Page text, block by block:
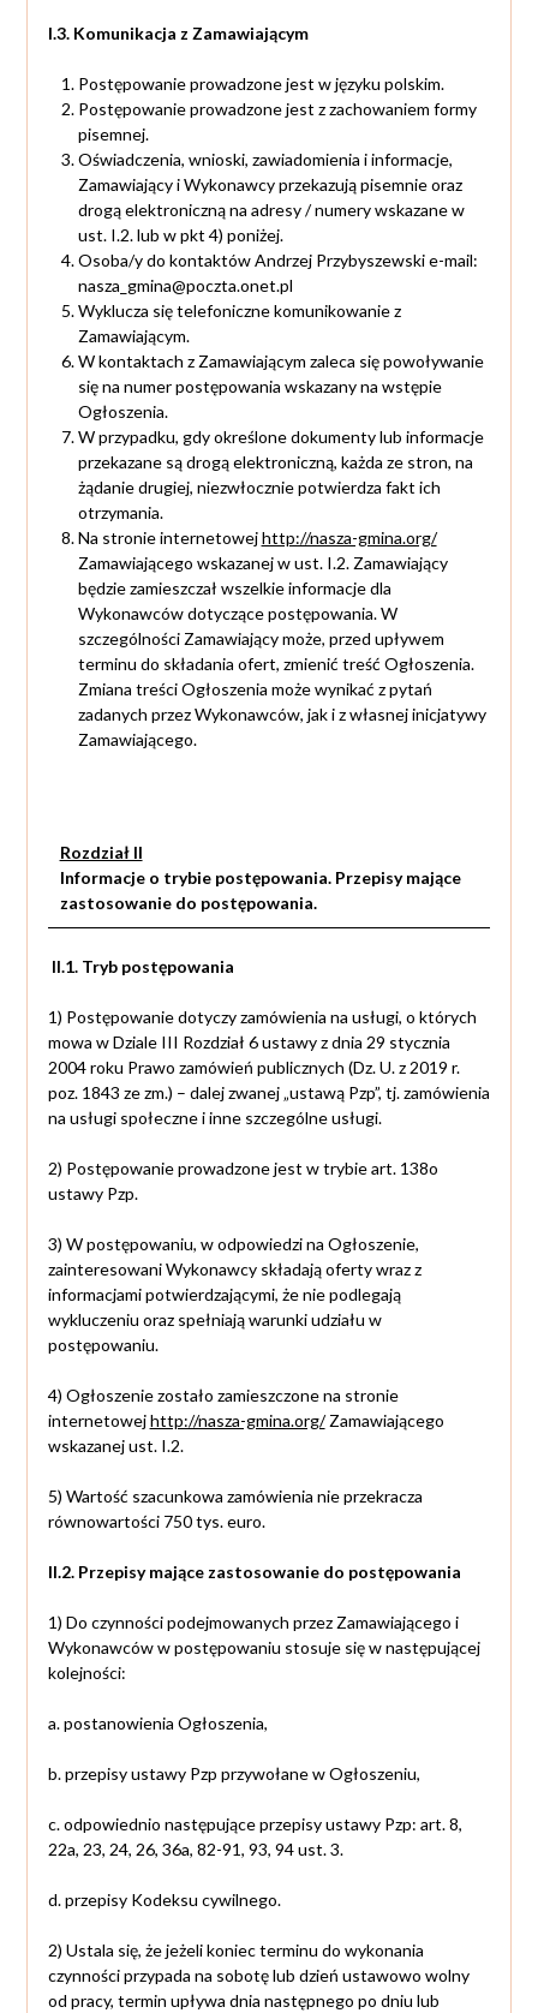
I.3. Komunikacja z Zamawiającym
Postępowanie prowadzone jest w języku polskim.
Postępowanie prowadzone jest z zachowaniem formy
pisemnej.
Oświadczenia, wnioski, zawiadomienia i informacje,
Zamawiający i Wykonawcy przekazują pisemnie oraz
drogą elektroniczną na adresy / numery wskazane w
ust. I.2. lub w pkt 4) poniżej.
Osoba/y do kontaktów Andrzej Przybyszewski e-mail:
nasza_gmina@poczta.onet.pl
Wyklucza się telefoniczne komunikowanie z
Zamawiającym.
W kontaktach z Zamawiającym zaleca się powoływanie
się na numer postępowania wskazany na wstępie
Ogłoszenia.
W przypadku, gdy określone dokumenty lub informacje
przekazane są drogą elektroniczną, każda ze stron, na
żądanie drugiej, niezwłocznie potwierdza fakt ich
otrzymania.
Na stronie internetowejhttp://nasza-gmina.org/
Zamawiającego wskazanej w ust. I.2. Zamawiający
będzie zamieszczał wszelkie informacje dla
Wykonawców dotyczące postępowania. W
szczególności Zamawiający może, przed upływem
terminu do składania ofert, zmienić treść Ogłoszenia.
Zmiana treści Ogłoszenia może wynikać z pytań
zadanych przez Wykonawców, jak i z własnej inicjatywy
Zamawiającego.
Rozdział II
Informacje o trybie postępowania. Przepisy mające
zastosowanie do postępowania.
II.1. Tryb postępowania
1) Postępowanie dotyczy zamówienia na usługi, o których
mowa w Dziale III Rozdział 6 ustawy z dnia 29 stycznia
2004 roku Prawo zamówień publicznych (Dz. U. z 2019 r.
poz. 1843 ze zm.) – dalej zwanej „ustawą Pzp”, tj. zamówienia
na usługi społeczne i inne szczególne usługi.
2) Postępowanie prowadzone jest w trybie art. 138o
ustawy Pzp.
3) W postępowaniu, w odpowiedzi na Ogłoszenie,
zainteresowani Wykonawcy składają oferty wraz z
informacjami potwierdzającymi, że nie podlegają
wykluczeniu oraz spełniają warunki udziału w
postępowaniu.
4) Ogłoszenie zostało zamieszczone na stronie
internetowejhttp://nasza-gmina.org/Zamawiającego
wskazanej ust. I.2.
5) Wartość szacunkowa zamówienia nie przekracza
równowartości 750 tys. euro.
II.2. Przepisy mające zastosowanie do postępowania
1) Do czynności podejmowanych przez Zamawiającego i
Wykonawców w postępowaniu stosuje się w następującej
kolejności:
a. postanowienia Ogłoszenia,
b. przepisy ustawy Pzp przywołane w Ogłoszeniu,
c. odpowiednio następujące przepisy ustawy Pzp: art. 8,
22a, 23, 24, 26, 36a, 82-91, 93, 94 ust. 3.
d. przepisy Kodeksu cywilnego.
2) Ustala się, że jeżeli koniec terminu do wykonania
czynności przypada na sobotę lub dzień ustawowo wolny
od pracy, termin upływa dnia następnego po dniu lub